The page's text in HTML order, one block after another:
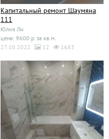
Капитальный ремонт Шаумяна
111
Юлия Ли
цена: 9600 р. за кв.м.
27.10.2022
12 1683